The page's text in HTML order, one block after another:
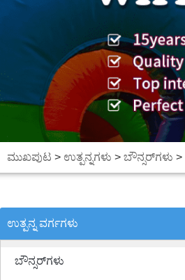
ಮುಖಪುಟ > ಉತ್ಪನ್ನಗಳು > ಬೌನ್ಸರ್‌ಗಳು >
ಉತ್ಪನ್ನ ವರ್ಗಗಳು
ಬೌನ್ಸರ್‌ಗಳು